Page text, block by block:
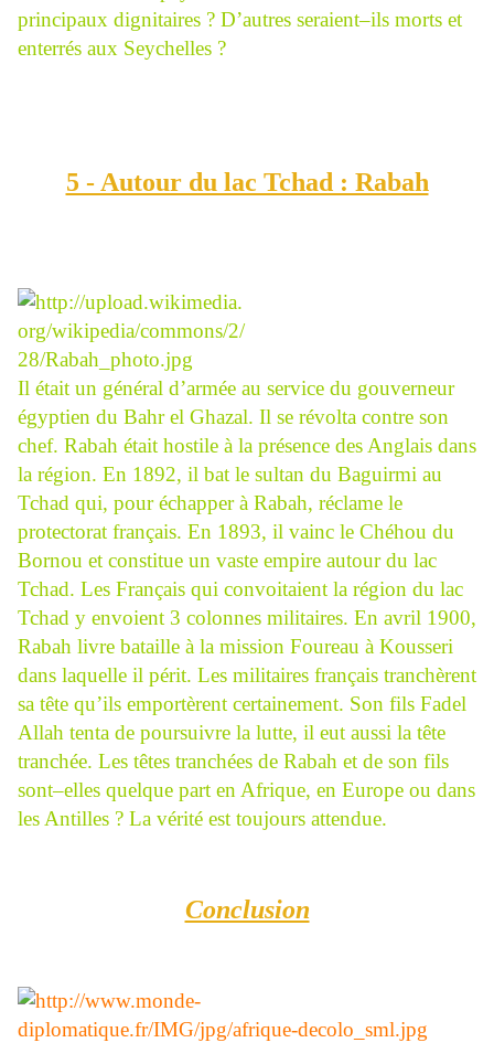
principaux dignitaires ? D’autres seraient–ils morts et
enterrés aux Seychelles ?
5 - Autour du lac Tchad : Rabah
Il était un général d’armée au service du gouverneur
égyptien du Bahr el Ghazal. Il se révolta contre son
chef. Rabah était hostile à la présence des Anglais dans
la région. En 1892, il bat le sultan du Baguirmi au
Tchad qui, pour échapper à Rabah, réclame le
protectorat français. En 1893, il vainc le Chéhou du
Bornou et constitue un vaste empire autour du lac
Tchad. Les Français qui convoitaient la région du lac
Tchad y envoient 3 colonnes militaires. En avril 1900,
Rabah livre bataille à la mission Foureau à Kousseri
dans laquelle il périt. Les militaires français tranchèrent
sa tête qu’ils emportèrent certainement. Son fils Fadel
Allah tenta de poursuivre la lutte, il eut aussi la tête
tranchée. Les têtes tranchées de Rabah et de son fils
sont–elles quelque part en Afrique, en Europe ou dans
les Antilles ? La vérité est toujours attendue.
Conclusion